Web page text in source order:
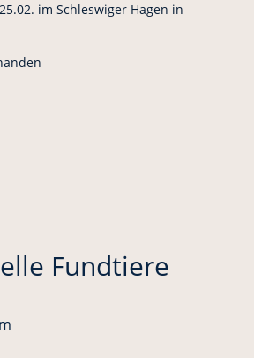
im Schleswiger Hagen in
Fundtiere